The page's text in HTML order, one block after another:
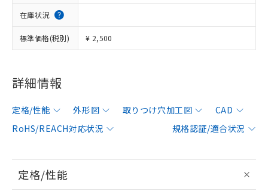
在庫状況
標準価格(税別) ¥ 2,500
詳細情報
定格/性能 外形図 取りつけ穴加工図
CAD
RoHS/REACH対応状況
規格認証/適合状況
定格/性能